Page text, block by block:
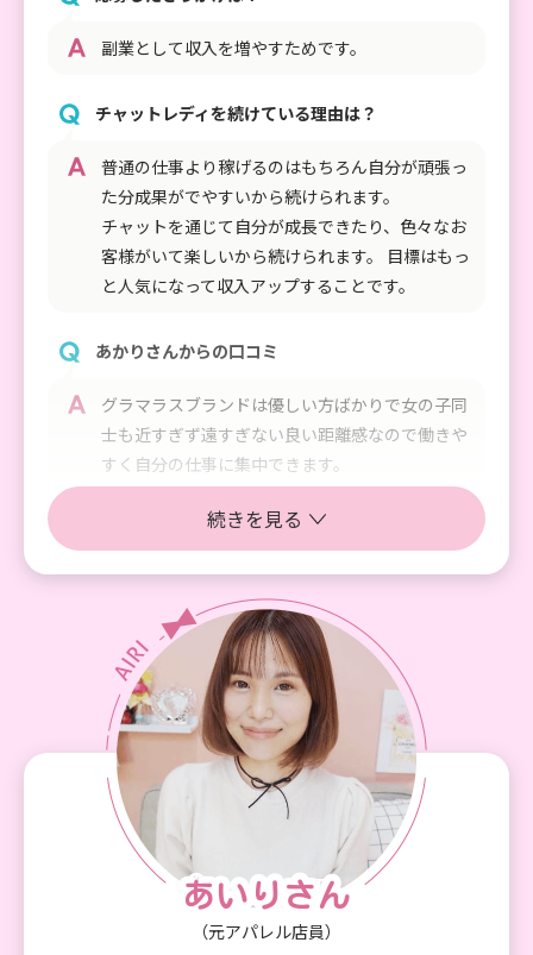
副業として収入を増やすためです。
チャットレディを続けている理由は？
普通の仕事より稼げるのはもちろん自分が頑張っ
た分成果がでやすいから続けられます。
チャットを通じて自分が成長できたり、色々なお
客様がいて楽しいから続けられます。 目標はもっ
と人気になって収入アップすることです。
あかりさんからの口コミ
グラマラスブランドは優しい方ばかりで女の子同
士も近すぎず遠すぎない良い距離感なので働きや
すく自分の仕事に集中できます。
今まで経験したお仕事の中で一番長く続けられて
いるのも、グラマラスブランドの働きやすい環境
のおかげだと思います。
グラマラスブランド横浜で働いて良かったこと
最初は「副業として短期間で稼げたらいいな」く
らいの感覚で入りました。 でも、実際に働いてみ
ると、GBは今まで働いてきた職場とは全然違いま
した。 もちろん収入面も大きく変わりました。
学生時代には考えられないくらい収入が増えて、
初めて100万円以上の貯金ができました。 ただ、
それ以上に大きかったのは、“お金の知識”を学べ
たことです。 今まで私は、 ・税金 ・確定申告 ・
社会保険 ・資産運用 ・将来設計 みたいなこと
を、正直ほとんど考えたことがありませんでし
続きを見る
あいりさん
あいりさん
（元アパレル店員）